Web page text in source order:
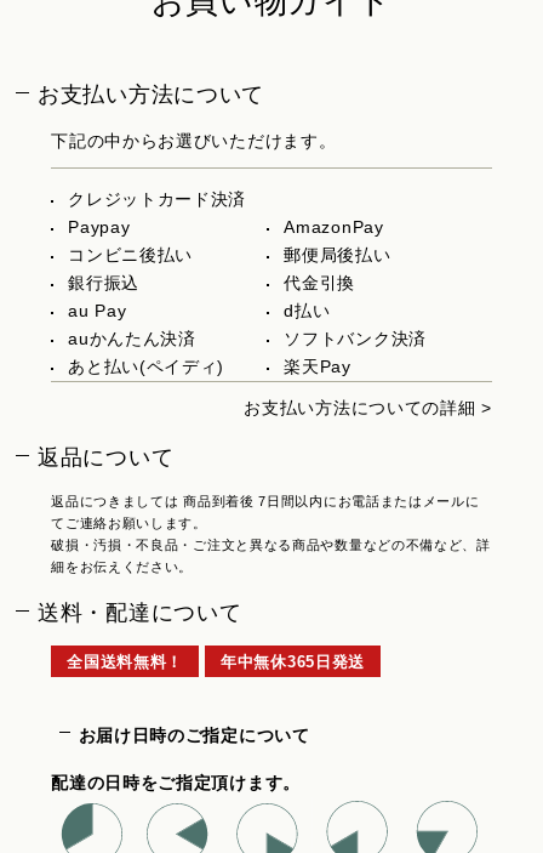
お支払い方法について
下記の中からお選びいただけます。
クレジットカード決済
Paypay
AmazonPay
コンビニ後払い
郵便局後払い
銀行振込
代金引換
au Pay
d払い
auかんたん決済
ソフトバンク決済
あと払い(ペイディ)
楽天Pay
お支払い方法についての詳細 >
返品について
返品につきましては 商品到着後 7日間以内にお電話またはメールに
てご連絡お願いします。
破損・汚損・不良品・ご注文と異なる商品や数量などの不備など、詳
細をお伝えください。
送料・配達について
全国送料無料！ 年中無休365日発送
お届け日時のご指定について
配達の日時をご指定頂けます。